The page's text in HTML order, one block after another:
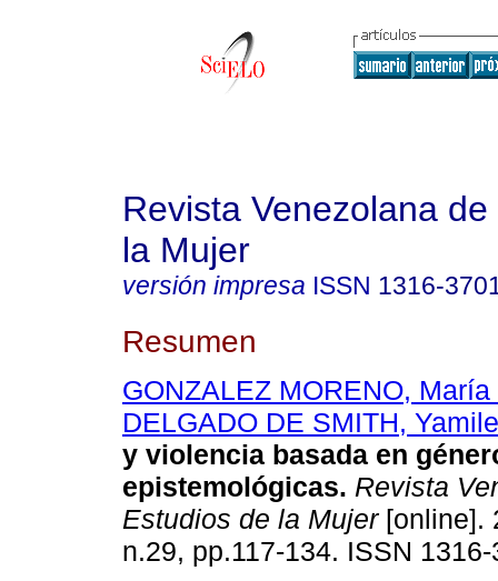
Revista Venezolana
la Mujer
versión impresa ISSN 1316-
Resumen
GONZALEZ MORENO,
DELGADO DE SMITH, Yamile
y violencia basada en
epistemológicas. Revista
Estudios de la Mujer[online].
n.29, pp.117-134. ISSN